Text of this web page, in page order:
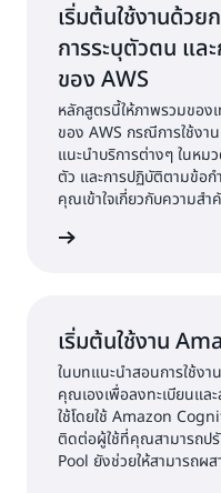
เริ่มต้นใช้งานด้ว
การระบุตัวตน แล
ของ AWS
หลักสูตรนี้ให้ภาพรวมของ
ของ AWS กรณีการใช้งา
แนะนำบริการต่างๆ ในหม
ตัว และการปฏิบัติตามข้อ
คุณเข้าใจเกี่ยวกับความส
เพื่อรักษาความปลอดภัยข้
เริ่มต้นใช้งาน
ในบทแนะนำสอนการใช้ง
คุณเองเพื่อลงทะเบียนและ
ใช้โดยใช้ Amazon
ติดต่อผู้ใช้ที่คุณสามารถป
Pool ยังช่วยให้สามารถผ